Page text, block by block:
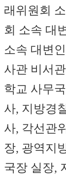
래위원회
회 소속 대
소속 대변
사관 비서
학교 사무
사, 지방경
사, 각선관
장, 광역지
국장 실장,